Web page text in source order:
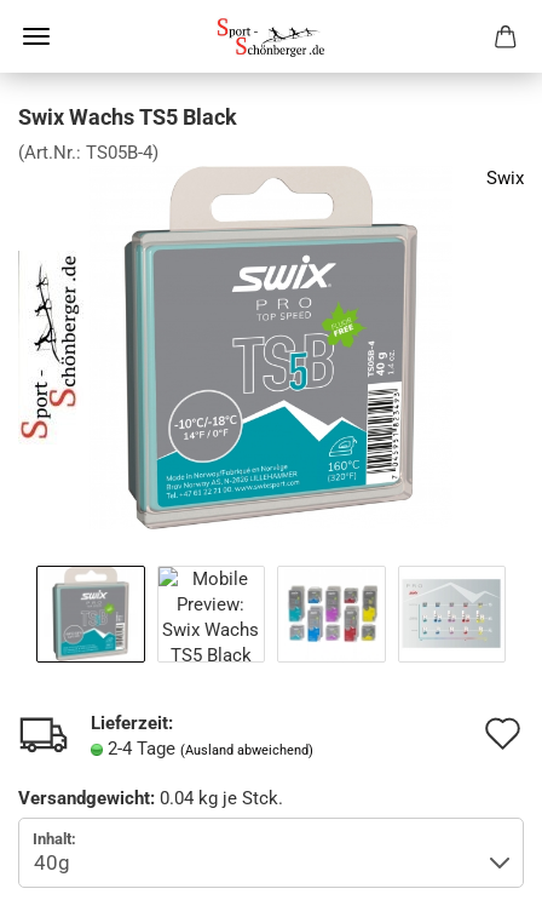
Swix Wachs TS5 Black
(Art.Nr.: TS05B-4)
Swix
Lieferzeit:
2-4 Tage (Ausland abweichend)
Versandgewicht: 0.04 kg je Stck.
Inhalt: